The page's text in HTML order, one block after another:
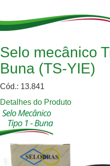
Selo mecânico
Buna (TS-YIE)
Cód.: 13.841
Detalhes do Produto